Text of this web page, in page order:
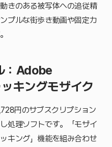
きのある被写体への追従精
プルな街歩き動画や固定カ
：Adobe
キングモザイク
円のサブスクリプション
処理ソフトです。「モザイ
キング」機能を組み合わせ